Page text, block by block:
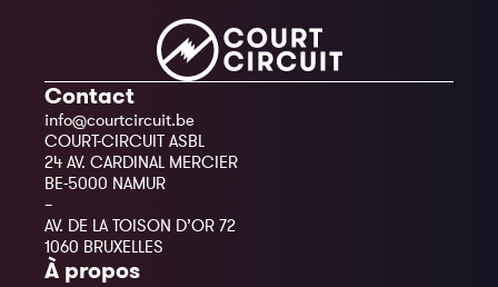
Contact
info@courtcircuit.be
COURT-CIRCUIT ASBL
24 AV. CARDINAL MERCIER
BE-5000 NAMUR
–
AV. DE LA TOISON D’OR 72
1060 BRUXELLES
À propos